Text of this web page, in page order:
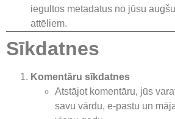
iegultos metadatus no jūsu
attēliem.
Sīkdatnes
Komentāru sīkdatnes
Atstājot komentāru, jūs
savu vārdu, e-pastu un